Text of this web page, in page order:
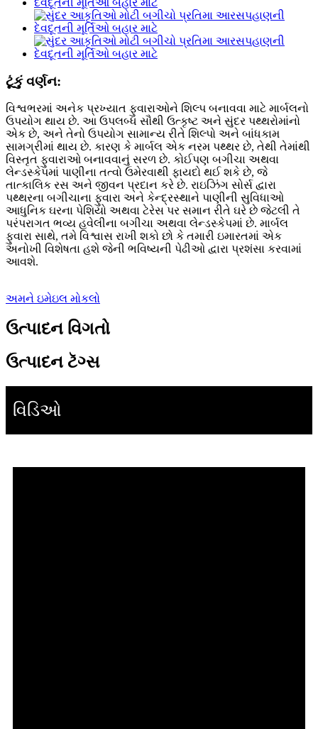
ટૂંકું વર્ણન:
વિશ્વભરમાં અનેક પ્રખ્યાત ફુવારાઓને શિલ્પ બનાવવા માટે માર્બલનો
ઉપયોગ થાય છે. આ ઉપલબ્ધ સૌથી ઉત્કૃષ્ટ અને સુંદર પથ્થરોમાંનો
એક છે, અને તેનો ઉપયોગ સામાન્ય રીતે શિલ્પો અને બાંધકામ
સામગ્રીમાં થાય છે. કારણ કે માર્બલ એક નરમ પથ્થર છે, તેથી તેમાંથી
વિસ્તૃત ફુવારાઓ બનાવવાનું સરળ છે. કોઈપણ બગીચા અથવા
લેન્ડસ્કેપમાં પાણીના તત્વો ઉમેરવાથી ફાયદો થઈ શકે છે, જે
તાત્કાલિક રસ અને જીવન પ્રદાન કરે છે. રાઇઝિંગ સોર્સ દ્વારા
પથ્થરના બગીચાના ફુવારા અને કેન્દ્રસ્થાને પાણીની સુવિધાઓ
આધુનિક ઘરના પેશિયો અથવા ટેરેસ પર સમાન રીતે ઘરે છે જેટલી તે
પરંપરાગત ભવ્ય હવેલીના બગીચા અથવા લેન્ડસ્કેપમાં છે. માર્બલ
ફુવારા સાથે, તમે વિશ્વાસ રાખી શકો છો કે તમારી ઇમારતમાં એક
અનોખી વિશેષતા હશે જેની ભવિષ્યની પેઢીઓ દ્વારા પ્રશંસા કરવામાં
આવશે.
અમને ઇમેઇલ મોકલો
ઉત્પાદન વિગતો
ઉત્પાદન ટૅગ્સ
વિડિઓ